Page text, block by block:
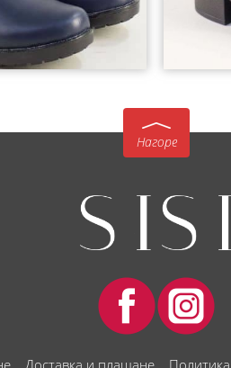
Нагоре
Доставка и плащане